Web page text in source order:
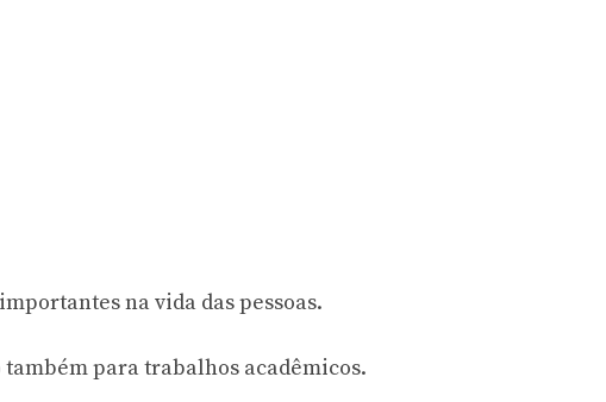
na vida das pessoas.
para trabalhos acadêmicos.